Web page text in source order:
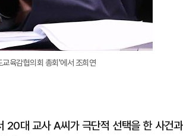
육감협의회 총회'에서 조희연
20대 교사 A씨가 극단적 선택을 한 사건과